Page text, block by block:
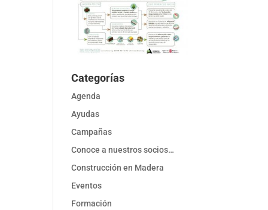
Categorías
Agenda
Ayudas
Campañas
Conoce a nuestros socios…
Construcción en Madera
Eventos
Formación